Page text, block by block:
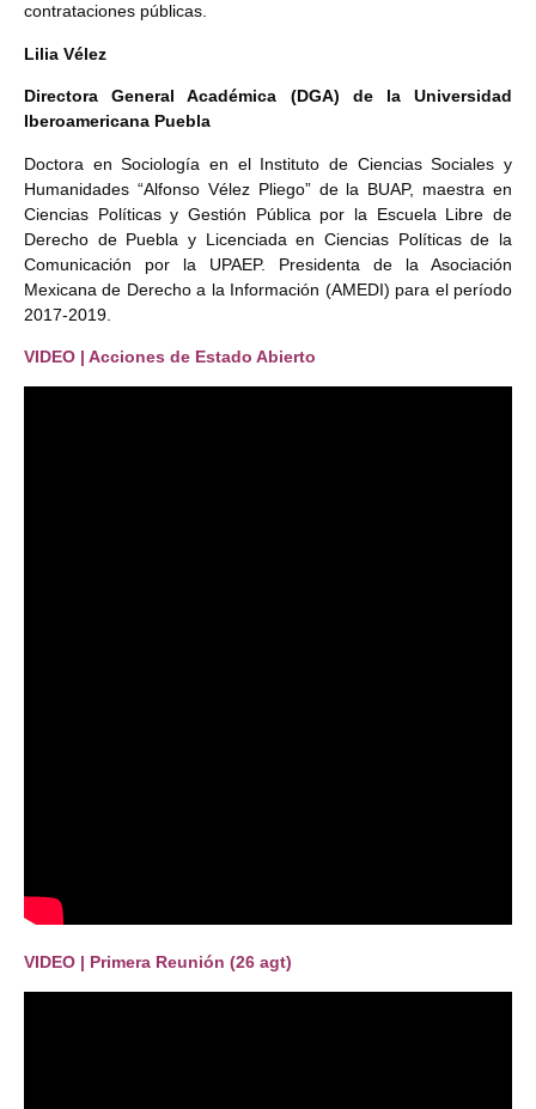
contrataciones públicas.
Lilia Vélez
Directora General Académica (DGA) de la Universidad
Iberoamericana Puebla
Doctora en Sociología en el Instituto de Ciencias Sociales y
Humanidades “Alfonso Vélez Pliego” de la BUAP, maestra en
Ciencias Políticas y Gestión Pública por la Escuela Libre de
Derecho de Puebla y Licenciada en Ciencias Políticas de la
Comunicación por la UPAEP. Presidenta de la Asociación
Mexicana de Derecho a la Información (AMEDI) para el período
2017-2019.
VIDEO | Acciones de Estado Abierto
VIDEO | Primera Reunión (26 agt)